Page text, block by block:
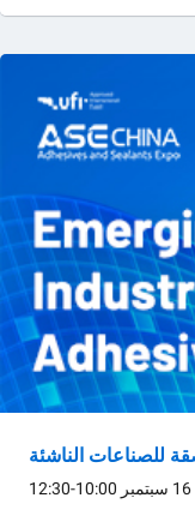
10:00-12:30